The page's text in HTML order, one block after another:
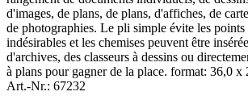
d'images, de plans, de plans, d'affiches, de
de photographies. Le pli simple évite les points
indésirables et les chemises peuvent être
d'archives, des classeurs à dessins ou
à plans pour gagner de la place. format: 36,0 x
Art.-Nr.: 67232